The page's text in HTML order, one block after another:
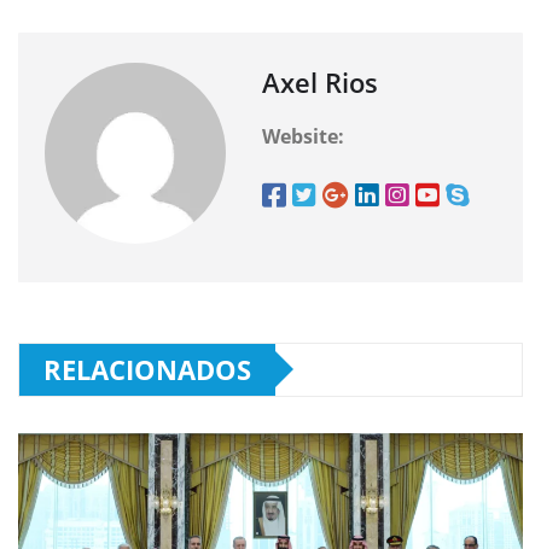
Axel Rios
Website:
RELACIONADOS